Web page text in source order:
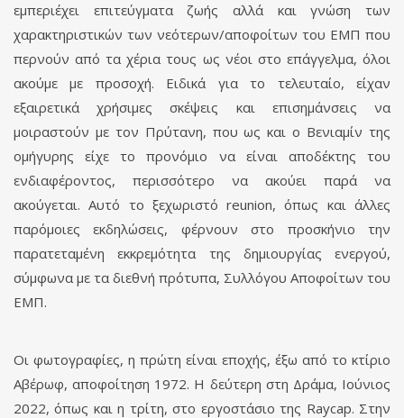
εμπεριέχει επιτεύγματα ζωής αλλά και γνώση των
χαρακτηριστικών των νεότερων/αποφοίτων του ΕΜΠ που
περνούν από τα χέρια τους ως νέοι στο επάγγελμα, όλοι
ακούμε με προσοχή. Ειδικά για το τελευταίο, είχαν
εξαιρετικά χρήσιμες σκέψεις και επισημάνσεις να
μοιραστούν με τον Πρύτανη, που ως και ο Βενιαμίν της
ομήγυρης είχε το προνόμιο να είναι αποδέκτης του
ενδιαφέροντος, περισσότερο να ακούει παρά να
ακούγεται. Αυτό το ξεχωριστό reunion, όπως και άλλες
παρόμοιες εκδηλώσεις, φέρνουν στο προσκήνιο την
παρατεταμένη εκκρεμότητα της δημιουργίας ενεργού,
σύμφωνα με τα διεθνή πρότυπα, Συλλόγου Αποφοίτων του
ΕΜΠ.
Οι φωτογραφίες, η πρώτη είναι εποχής, έξω από το κτίριο
Αβέρωφ, αποφοίτηση 1972. Η δεύτερη στη Δράμα, Ιούνιος
2022, όπως και η τρίτη, στο εργοστάσιο της Raycap. Στην